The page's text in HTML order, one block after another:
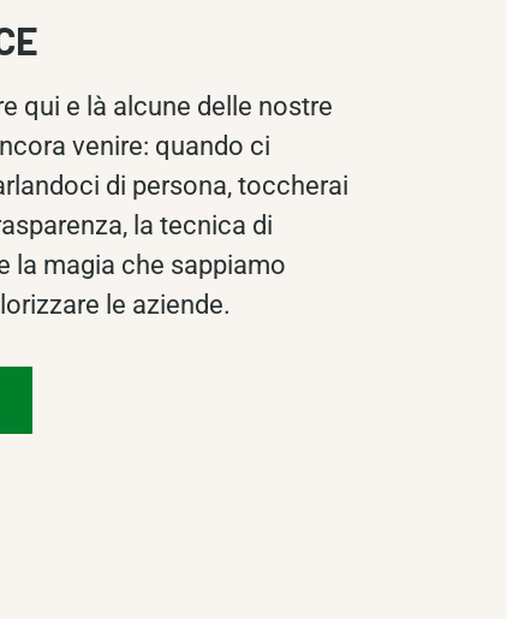
qui e là alcune delle nostre
venire: quando ci
di persona, toccherai
la tecnica di
la magia che sappiamo
le aziende.